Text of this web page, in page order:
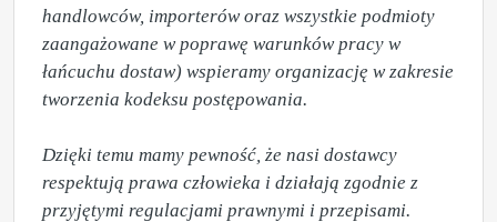
handlowców, importerów oraz wszystkie podmioty
zaangażowane w poprawę warunków pracy w
łańcuchu dostaw) wspieramy organizację w zakresie
tworzenia kodeksu postępowania.
Dzięki temu mamy pewność, że nasi dostawcy
respektują prawa człowieka i działają zgodnie z
przyjętymi regulacjami prawnymi i przepisami.